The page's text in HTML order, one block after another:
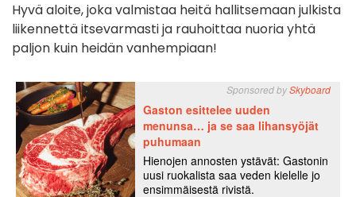
Hyvä aloite, joka valmistaa heitä hallitsemaan julkista
liikennettä itsevarmasti ja rauhoittaa nuoria yhtä
paljon kuin heidän vanhempiaan!